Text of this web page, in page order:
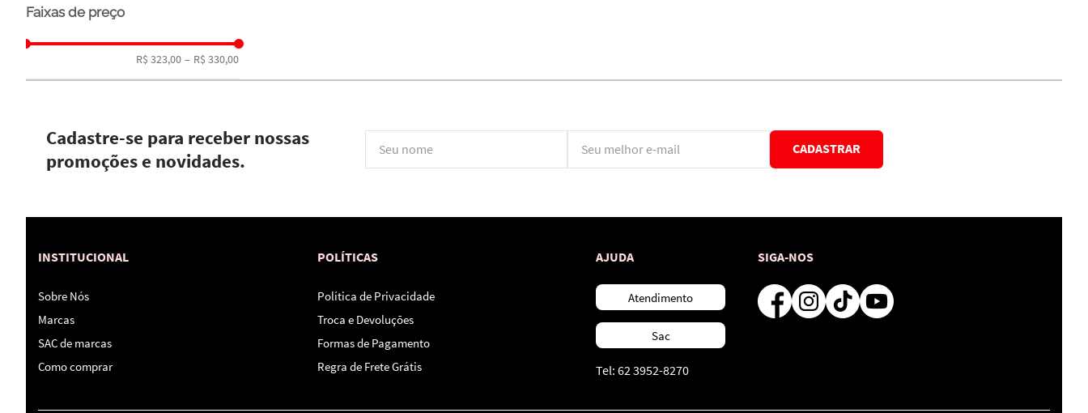
Faixas de preço
R$ 323,00 – R$ 330,00
Cadastre-se para receber nossas
promoções e novidades.
CADASTRAR
INSTITUCIONAL
Sobre Nós
Marcas
SAC de marcas
Como comprar
POLÍTICAS
Política de Privacidade
Troca e Devoluções
Formas de Pagamento
Regra de Frete Grátis
AJUDA
Atendimento
Sac
Tel: 62 3952-8270
SIGA-NOS